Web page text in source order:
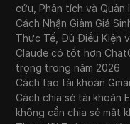
cứu, Phân tích và
Cách Nhận Giảm Giá
Thực Tế, Đủ Điều Kiện
Claude có tốt hơn
trọng trong năm 2026
Cách tạo tài khoản
Cách chia sẻ tài khoản
không cần chia sẻ mật